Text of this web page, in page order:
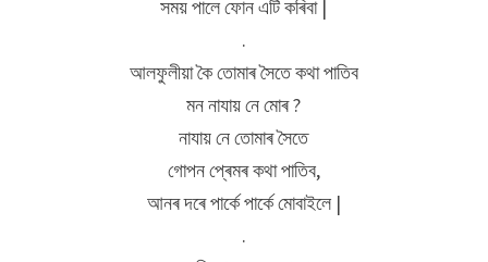
সময় পালে ফোন এটি কৰিবা |
.
আলফুলীয়া কৈ তোমাৰ সৈতে কথা পাতিব
মন নাযায় নে মোৰ ?
নাযায় নে তোমাৰ সৈতে
গোপন প্ৰেমৰ কথা পাতিব,
আনৰ দৰে পাৰ্কে পাৰ্কে মোবাইলে |
.